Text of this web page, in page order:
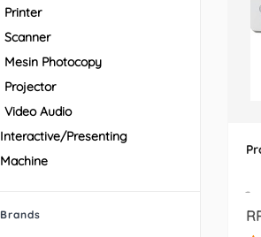
Printer
Scanner
Mesin Photocopy
Projector
Video Audio
Interactive/Presenting
Machine
Brands
-